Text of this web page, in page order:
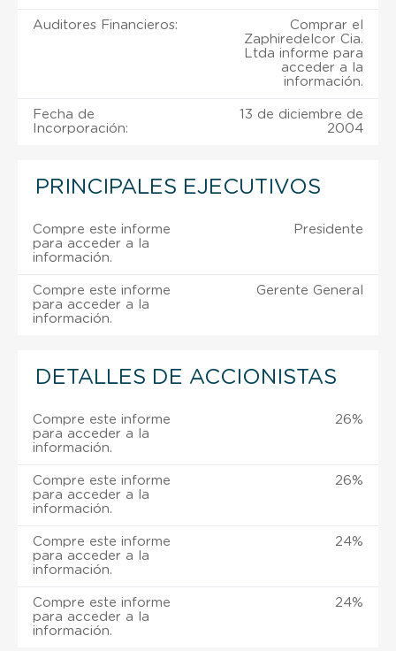
Auditores Financieros:
Comprar el
Zaphiredelcor Cia.
Ltda informe para
acceder a la
información.
Fecha de
Incorporación:
13 de diciembre de
2004
PRINCIPALES EJECUTIVOS
Compre este informe
para acceder a la
información.
Presidente
Compre este informe
para acceder a la
información.
Gerente General
DETALLES DE ACCIONISTAS
Compre este informe
para acceder a la
información.
26%
Compre este informe
para acceder a la
información.
26%
Compre este informe
para acceder a la
información.
24%
Compre este informe
para acceder a la
información.
24%